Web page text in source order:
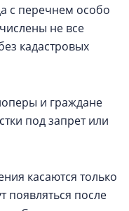
с перечнем особо
не все
кадастровых
и граждане
под запрет или
касаются только
появляться после